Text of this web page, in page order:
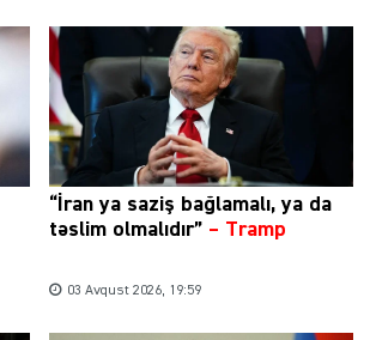
“İran ya saziş bağlamalı, ya da
təslim olmalıdır”– Tramp
03 Avqust 2026, 19:59